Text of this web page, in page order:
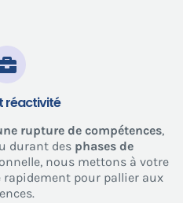
réactivité
rupture de compétences,
durant des phases de
nous mettons à votre
pour pallier aux